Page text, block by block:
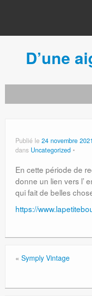
D’une
Publié le 24 novembre 2021
dans Uncategorized
En cette période de
donne un lien vers l’
qui fait de belles
https://
« Symply Vintage